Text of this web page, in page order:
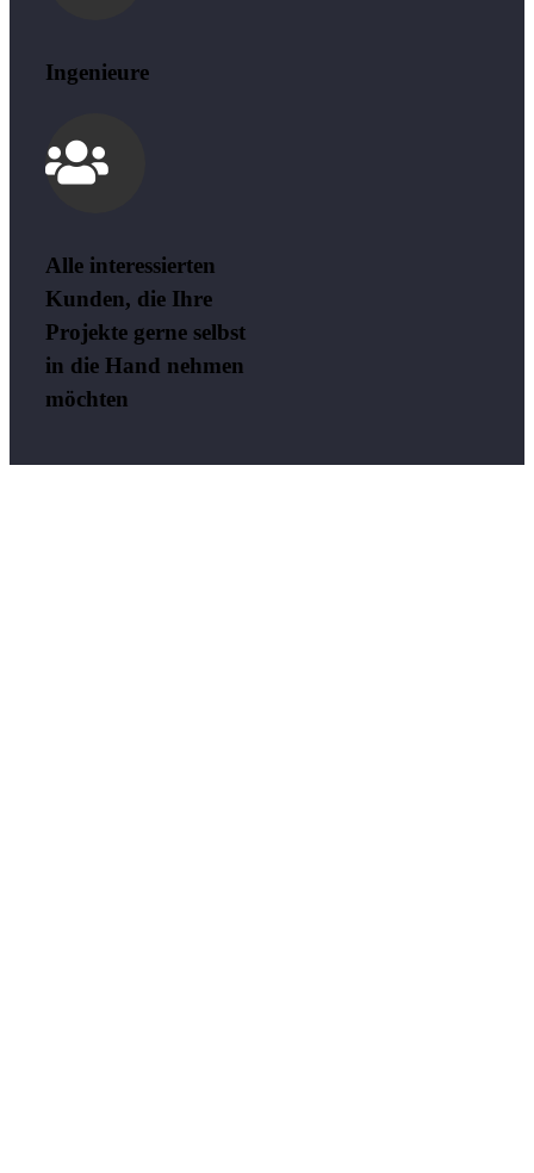
Ingenieure
Alle interessierten
Kunden, die Ihre
Projekte gerne selbst
in die Hand nehmen
möchten